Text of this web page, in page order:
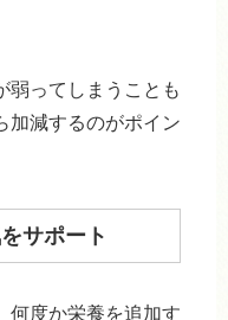
弱ってしまうことも
加減するのがポイン
サポート
何度か栄養を追加す